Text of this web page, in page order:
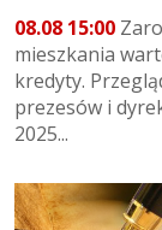
08.08 15:00
mieszkania
kredyty.
prezesów i
2025...